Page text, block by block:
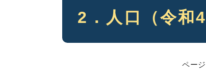
2．人口（令和
ペー